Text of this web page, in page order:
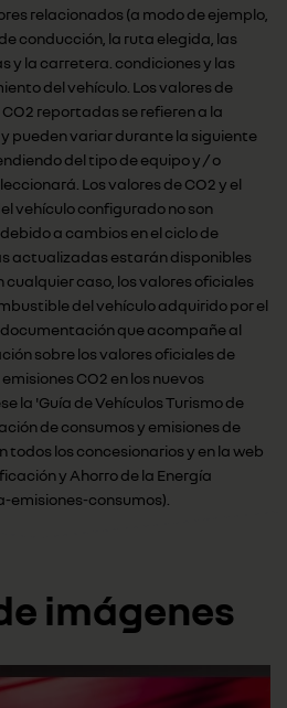
relacionados (a modo de ejemplo,
conducción, la ruta elegida, las
y la carretera. condiciones y las
del vehículo. Los valores de
reportadas se refieren a la
pueden variar durante la siguiente
del tipo de equipo y / o
Los valores de CO2 y el
vehículo configurado no son
a cambios en el ciclo de
actualizadas estarán disponibles
cualquier caso, los valores oficiales
del vehículo adquirido por el
que acompañe al
sobre los valores oficiales de
CO2 en los nuevos
la 'Guía de Vehículos Turismo de
de consumos y emisiones de
todos los concesionarios y en la web
y Ahorro de la Energía
consumos).
imágenes